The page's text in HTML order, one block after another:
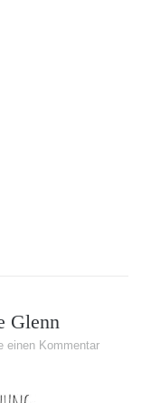
Glenn
einen Kommentar